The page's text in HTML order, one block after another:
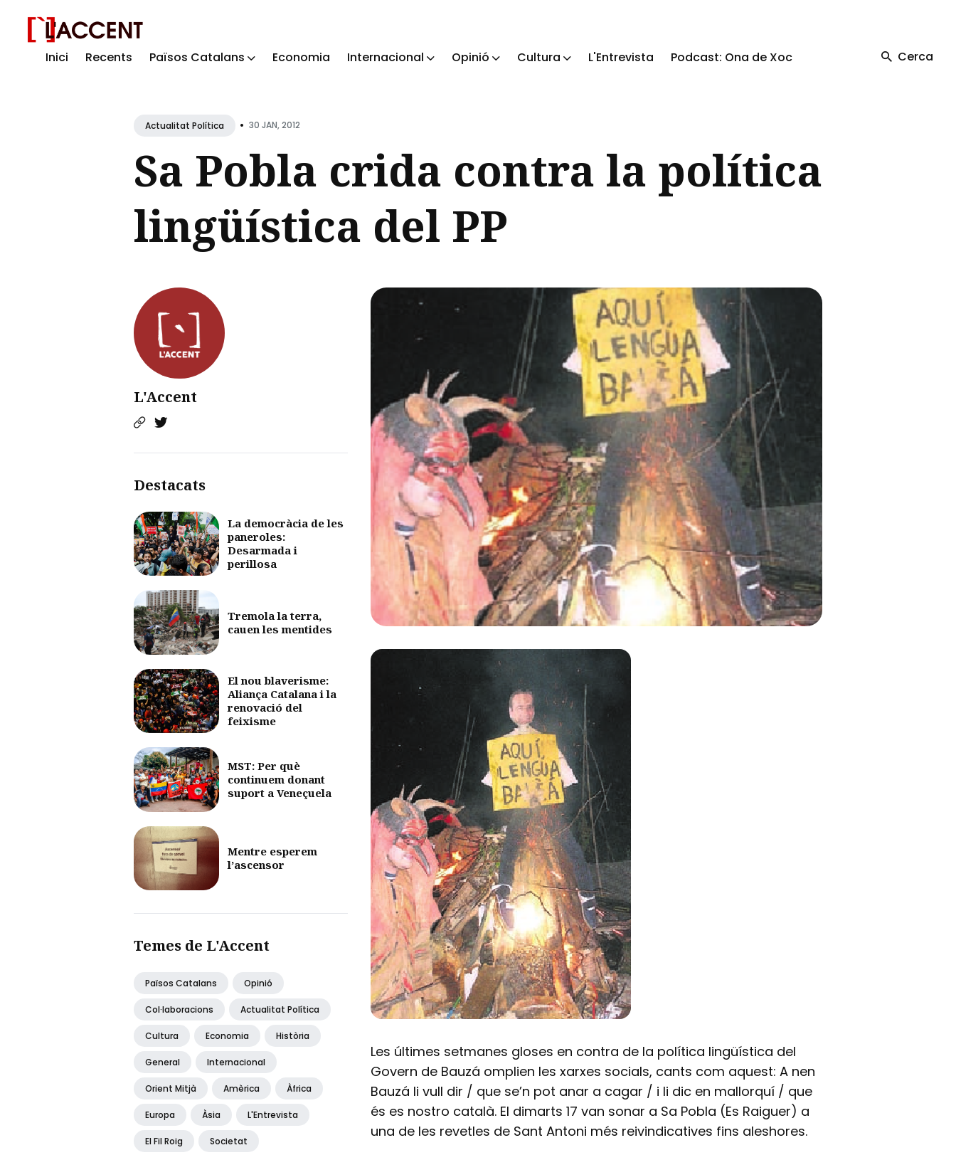
Inici Recents Països Catalans Economia Internacional Opinió Cultura L'Entrevista Podcast: Ona de Xoc Cerca
Blog
Actualitat Política • 30 JAN, 2012
Sa Pobla crida contra la política
lingüística del PP
L'Accent
Destacats
La democràcia de les
paneroles:
Desarmada i
perillosa
Tremola la terra,
cauen les mentides
El nou blaverisme:
Aliança Catalana i la
renovació del
feixisme
MST: Per què
continuem donant
suport a Veneçuela
Mentre esperem
l’ascensor
Temes de L'Accent
Països Catalans Opinió
Col·laboracions Actualitat Política
Cultura Economia Història
General Internacional
Orient Mitjà Amèrica Àfrica
Europa Àsia L'Entrevista
El Fil Roig Societat
Les últimes setmanes gloses en contra de la política lingüística del
Govern de Bauzá omplien les xarxes socials, cants com aquest: A nen
Bauzá li vull dir / que se’n pot anar a cagar / i li dic en mallorquí / que
és es nostro català. El dimarts 17 van sonar a Sa Pobla (Es Raiguer) a
una de les revetles de Sant Antoni més reivindicatives fins aleshores.